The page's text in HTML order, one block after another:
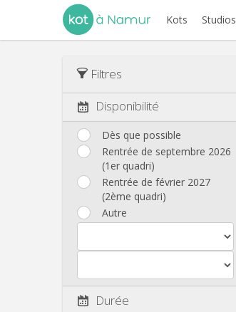
Kots Studios
Filtres
Disponibilité
Dès que possible
Rentrée de septembre 2026
(1er quadri)
Rentrée de février 2027
(2ème quadri)
Autre
Durée